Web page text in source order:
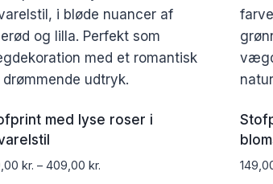
med lyse roser i
kr. – 409,00 kr.